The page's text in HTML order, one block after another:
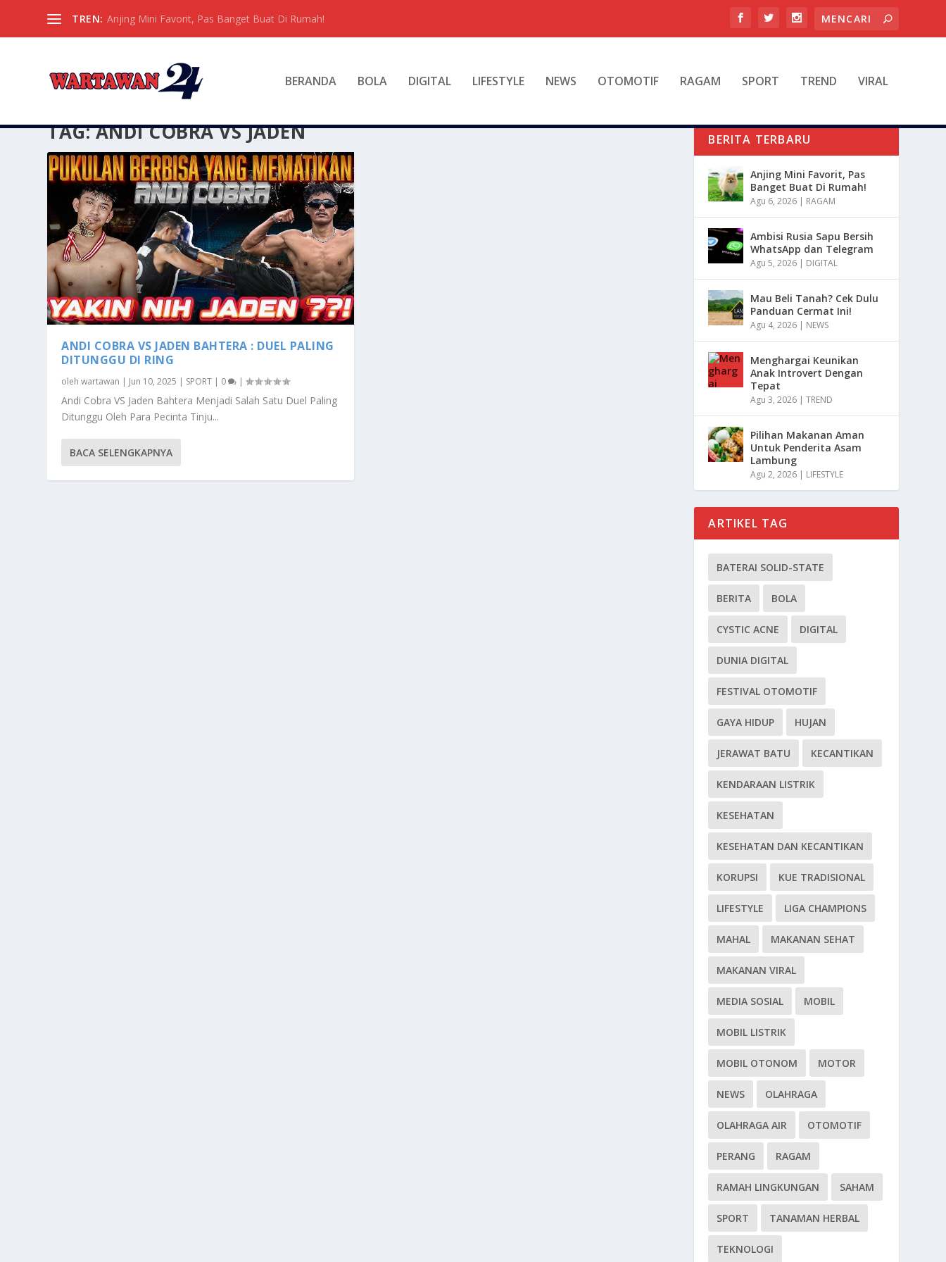
TREN: Anjing Mini Favorit, Pas Banget Buat Di Rumah!
BERANDA BOLA DIGITAL LIFESTYLE NEWS OTOMOTIF RAGAM SPORT TREND VIRAL
TAG:ANDI COBRA VS JADEN
ANDI COBRA VS JADEN BAHTERA : DUEL PALING
DITUNGGU DI RING
olehwartawan | Jun 10, 2025 | SPORT | 0 |
Andi Cobra VS Jaden Bahtera Menjadi Salah Satu Duel Paling
Ditunggu Oleh Para Pecinta Tinju...
BACA SELENGKAPNYA
BERITA TERBARU
Anjing Mini Favorit, Pas
Banget Buat Di Rumah!
Agu 6, 2026 | RAGAM
Ambisi Rusia Sapu Bersih
WhatsApp dan Telegram
Agu 5, 2026 | DIGITAL
Mau Beli Tanah? Cek Dulu
Panduan Cermat Ini!
Agu 4, 2026 | NEWS
Menghargai Keunikan
Anak Introvert Dengan
Tepat
Agu 3, 2026 |TREND
Pilihan Makanan Aman
Untuk Penderita Asam
Lambung
Agu 2, 2026 | LIFESTYLE
ARTIKEL TAG
BATERAI SOLID-STATE
BERITA BOLA
CYSTIC ACNE DIGITAL
DUNIA DIGITAL
FESTIVAL OTOMOTIF
GAYA HIDUP HUJAN
JERAWAT BATU KECANTIKAN
KENDARAAN LISTRIK
KESEHATAN
KESEHATAN DAN KECANTIKAN
KORUPSI KUE TRADISIONAL
LIFESTYLE LIGA CHAMPIONS
MAHAL MAKANAN SEHAT
MAKANAN VIRAL
MEDIA SOSIAL MOBIL
MOBIL LISTRIK
MOBIL OTONOM MOTOR
NEWS OLAHRAGA
OLAHRAGA AIR OTOMOTIF
PERANG RAGAM
RAMAH LINGKUNGAN SAHAM
SPORT TANAMAN HERBAL
TEKNOLOGI